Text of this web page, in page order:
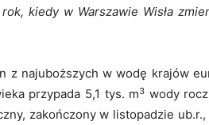
rok, kiedy w Warszawie Wisła
z najuboższych w wodę krajów
przypada 5,1 tys. m3 wody
zakończony w listopadzie